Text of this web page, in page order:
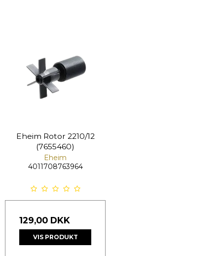
Eheim Rotor 2210/12
(7655460)
Eheim
4011708763964
129,00 DKK
VIS PRODUKT